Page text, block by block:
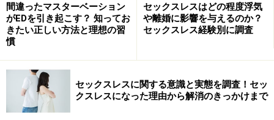
ような目的で使うのは根本的に誤りです。
さらに言えば、性的刺激や興奮がなければ、ED治療薬を
服用しても勃起は起こりません。あくまでも、勃起の手
助けが目的です。
ED治療薬は性的刺激を得て、初めてその効果を現しま
間違ったマスターベーション
がEDを引き起こす？ 知ってお
きたい正しい方法と理想の習
慣
セックスレスはどの程度浮気
や離婚に影響を与えるのか？
セックスレス経験別に調査
セックスレスに関する意識と実態を調査！セッ
クスレスになった理由から解消のきっかけまで